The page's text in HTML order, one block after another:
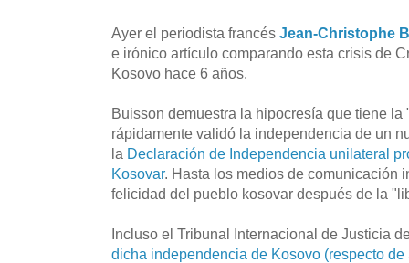
Ayer el periodista francés Jean-Christophe
e irónico artículo comparando esta crisis de
Kosovo hace 6 años.
Buisson demuestra la hipocresía que tiene
rápidamente validó la independencia de un
la Declaración de Independencia unilateral
Kosovar. Hasta los medios de comunicación
felicidad del pueblo kosovar después de la
Incluso el Tribunal Internacional de Justicia
dicha independencia de Kosovo (respecto